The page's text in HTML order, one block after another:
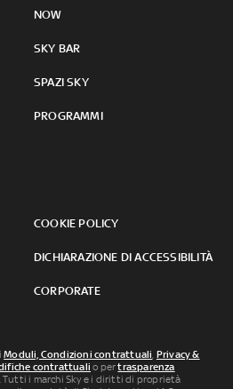
NOW
SKY BAR
SPAZI SKY
PROGRAMMI
COOKIE POLICY
DICHIARAZIONE DI ACCESSIBILITÀ
CORPORATE
iModuli, Condizioni contrattuali, Privacy &
contrattuali o pertrasparenza
. Tutti i marchi Sky e i diritti di proprietà